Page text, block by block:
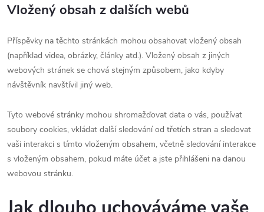
Vložený obsah z dalších webů
Příspěvky na těchto stránkách mohou obsahovat vložený obsah
(například videa, obrázky, články atd.). Vložený obsah z jiných
webových stránek se chová stejným způsobem, jako kdyby
návštěvník navštívil jiný web.
Tyto webové stránky mohou shromažďovat data o vás, používat
soubory cookies, vkládat další sledování od třetích stran a sledovat
vaši interakci s tímto vloženým obsahem, včetně sledování interakce
s vloženým obsahem, pokud máte účet a jste přihlášeni na danou
webovou stránku.